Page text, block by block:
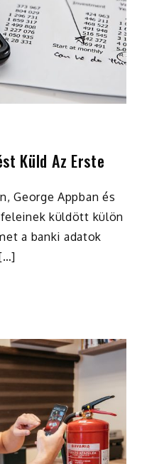
Küld Az Erste
George Appban és
küldött külön
a banki adatok